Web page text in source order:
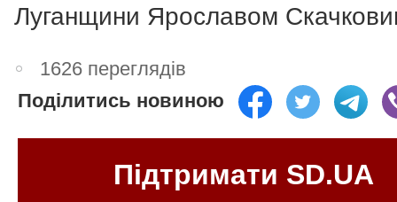
Луганщини Ярославом
1626 переглядів
Поділитись новиною
Підтримати SD.UA